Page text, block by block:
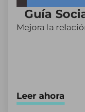
Guía
Mejora la
Leer ahora